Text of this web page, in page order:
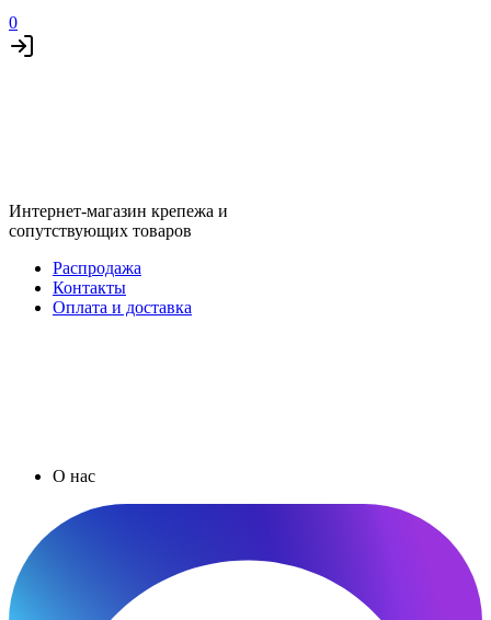
0
Интернет-магазин крепежа и
сопутствующих товаров
Распродажа
Контакты
Оплата и доставка
О нас